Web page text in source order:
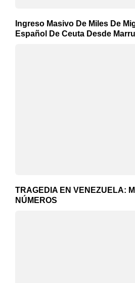
Ingreso Masivo De Miles De
Español De Ceuta Desde
TRAGEDIA EN VENEZUELA:
NÚMEROS